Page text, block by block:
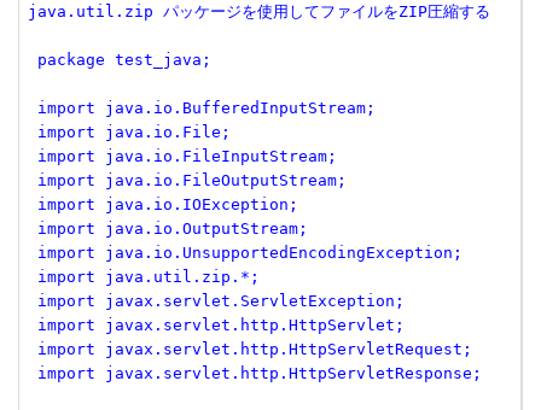
java.util.zip パッケージを使用してファイルをZIP圧縮する
package test_java;
import java.io.BufferedInputStream;
import java.io.File;
import java.io.FileInputStream;
import java.io.FileOutputStream;
import java.io.IOException;
import java.io.OutputStream;
import java.io.UnsupportedEncodingException;
import java.util.zip.*;
import javax.servlet.ServletException;
import javax.servlet.http.HttpServlet;
import javax.servlet.http.HttpServletRequest;
import javax.servlet.http.HttpServletResponse;